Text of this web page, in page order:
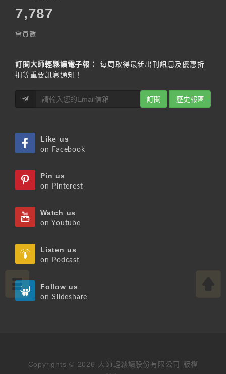
7,787
會員數
訂閱大師輕鬆讀電子報：
每周取得最新出刊訊息及優惠折
扣等重要訊息通知！
訂閱 歷史報區
Like us
on Facebook
Pin us
on Pinterest
Watch us
on Youtube
Listen us
on Podcast
Follow us
on Slideshare
Copyrights © 2026 大師輕鬆讀股份有限公司 版權